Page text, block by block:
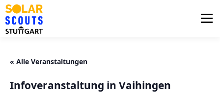
Zum
Inhalt
springen
Menü
BEZIRKSGRUPPEN LOGIN
« Alle Veranstaltungen
Infoveranstaltung in Vaihingen